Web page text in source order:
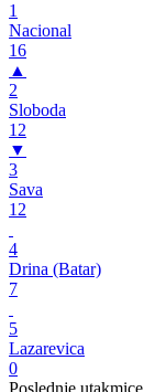
1
Nacional
16
▲
2
Sloboda
12
▼
3
Sava
12
4
Drina (Batar)
7
5
Lazarevica
0
Poslednje utakmice